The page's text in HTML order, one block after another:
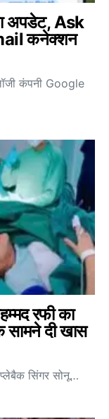
अपडेट, Ask
कनेक्शन
कंपनी Google
रफी का
सामने दी खास
सिंगर सोनू…